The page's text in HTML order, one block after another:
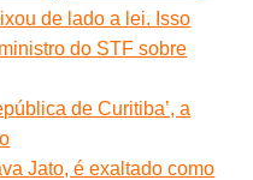
de lado a lei. Isso
do STF sobre
de Curitiba’, a
Jato, é exaltado como